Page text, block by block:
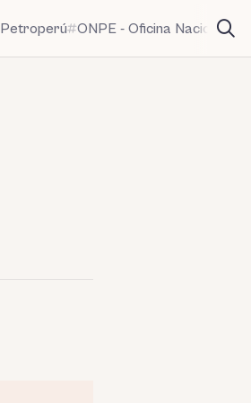
Petroperú ONPE - Oficina Nacional